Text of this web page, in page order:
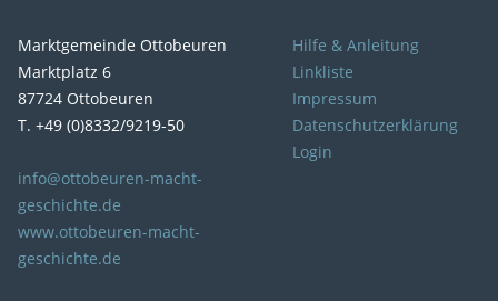
Marktgemeinde Ottobeuren
Marktplatz 6
87724 Ottobeuren
T. +49 (0)8332/9219-50
info@ottobeuren-macht-
geschichte.de
www.ottobeuren-macht-
geschichte.de
Hilfe & Anleitung
Linkliste
Impressum
Datenschutzerklärung
Login